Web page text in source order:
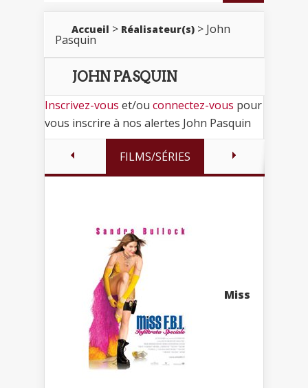
Accueil > Réalisateur(s) > John
Pasquin
JOHN PASQUIN
Inscrivez-vous et/ou connectez-vous pour
vous inscrire à nos alertes John Pasquin
FILMS/SÉRIES
Miss